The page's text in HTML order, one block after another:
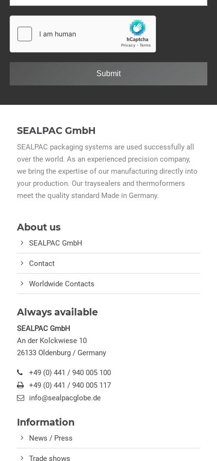
Submit
SEALPAC GmbH
SEALPAC packaging systems are used successfully all
over the world. As an experienced precision company,
we bring the expertise of our manufacturing directly into
your production. Our traysealers and thermoformers
meet the quality standard Made in Germany.
About us
SEALPAC GmbH
Contact
Worldwide Contacts
Always available
SEALPAC GmbH
An der Kolckwiese 10
26133 Oldenburg / Germany
+49 (0) 441 / 940 005 100
+49 (0) 441 / 940 005 117
info@sealpacglobe.de
Information
News / Press
Trade shows